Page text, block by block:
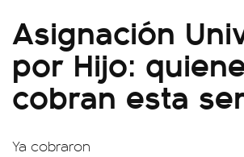
Asignación
por Hijo:
cobran esta
Ya cobraron